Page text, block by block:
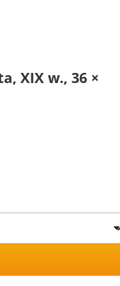
XIX w., 36 ×